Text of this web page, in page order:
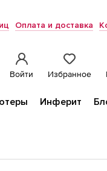
Оплата и доставка
Войти Избранное
Инферит